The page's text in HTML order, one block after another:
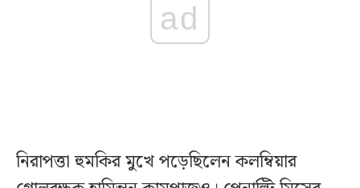
ad
নিরাপত্তা হুমকির মুখে পড়েছিলেন কলম্বিয়ার